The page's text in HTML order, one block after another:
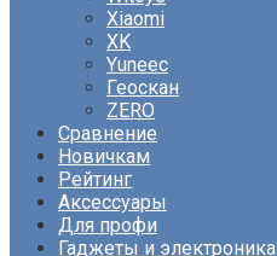
Xiaomi
XK
Yuneec
Геоскан
ZERO
Сравнение
Новичкам
Рейтинг
Аксессуары
Для профи
Гаджеты и электроника